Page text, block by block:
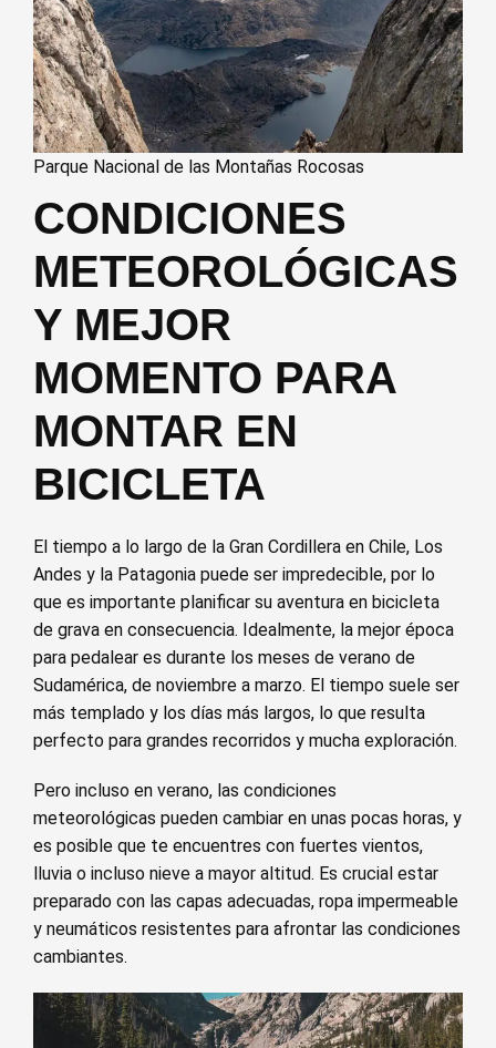
Parque Nacional de las Montañas Rocosas
CONDICIONES
METEOROLÓGICAS
Y MEJOR
MOMENTO PARA
MONTAR EN
BICICLETA
El tiempo a lo largo de la Gran Cordillera en Chile, Los
Andes y la Patagonia puede ser impredecible, por lo
que es importante planificar su aventura en bicicleta
de grava en consecuencia. Idealmente, la mejor época
para pedalear es durante los meses de verano de
Sudamérica, de noviembre a marzo. El tiempo suele ser
más templado y los días más largos, lo que resulta
perfecto para grandes recorridos y mucha exploración.
Pero incluso en verano, las condiciones
meteorológicas pueden cambiar en unas pocas horas, y
es posible que te encuentres con fuertes vientos,
lluvia o incluso nieve a mayor altitud. Es crucial estar
preparado con las capas adecuadas, ropa impermeable
y neumáticos resistentes para afrontar las condiciones
cambiantes.